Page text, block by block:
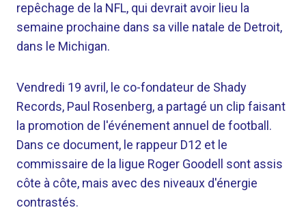
repêchage de la NFL, qui devrait avoir lieu la
semaine prochaine dans sa ville natale de Detroit,
dans le Michigan.
Vendredi 19 avril, le co-fondateur de Shady
Records, Paul Rosenberg, a partagé un clip faisant
la promotion de l'événement annuel de football.
Dans ce document, le rappeur D12 et le
commissaire de la ligue Roger Goodell sont assis
côte à côte, mais avec des niveaux d'énergie
contrastés.